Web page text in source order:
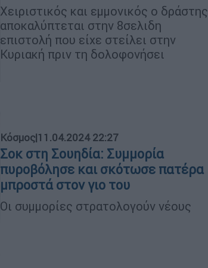
Χειριστικός και εμμονικός ο δράστης
αποκαλύπτεται στην 8σελιδη
επιστολή που είχε στείλει στην
Κυριακή πριν τη δολοφονήσει
Κόσμος|11.04.2024 22:27
Σοκ στη Σουηδία: Συμμορία
πυροβόλησε και σκότωσε πατέρα
μπροστά στον γιο του
Οι συμμορίες στρατολογούν νέους